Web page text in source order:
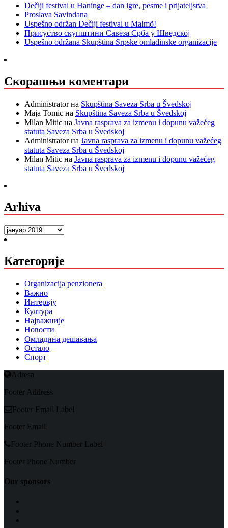
Dečiji festival u Haninge – dan igre, pesme i prijateljstva
Proslava Savindana
Uspešno održan Dečiji festival u Malmö!
Присуство скупштини Савеза Срба у Шведској
Uspešno održana Skupština Srpske omladinske organizacije
Скорашњи коментари
Administratorна Skupština Saveza Srba u Švedskoj
Maja Tomic на Skupština Saveza Srba u Švedskoj
Milan Mitic на Javna rasprava za izmenu i dopunu važećeg
statuta Saveza Srba u Švedskoj
Administratorна Javna rasprava za izmenu i dopunu važećeg
statuta Saveza Srba u Švedskoj
Milan Mitic на Javna rasprava za izmenu i dopunu važećeg
statuta Saveza Srba u Švedskoj
Arhiva
Arhiva
Категорије
Organizacija penzionera
Важно
Интервју
Култура
Најважније
Новости
Омладина дешавања
Остало
Спорт
Adresa
Footer Address
Footer Email Label
Footer Email
Footer Phone Number Label
Footer Phone Number
Our sponsors